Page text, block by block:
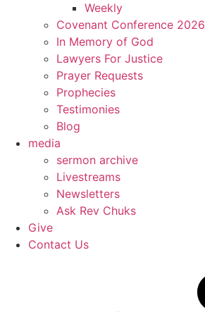
Weekly
Covenant Conference 2026
In Memory of God
Lawyers For Justice
Prayer Requests
Prophecies
Testimonies
Blog
media
sermon archive
Livestreams
Newsletters
Ask Rev Chuks
Give
Contact Us